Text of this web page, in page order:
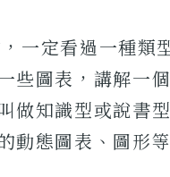
一定看過一種類
些圖表，講解一
做知識型或說書
動態圖表、圖形